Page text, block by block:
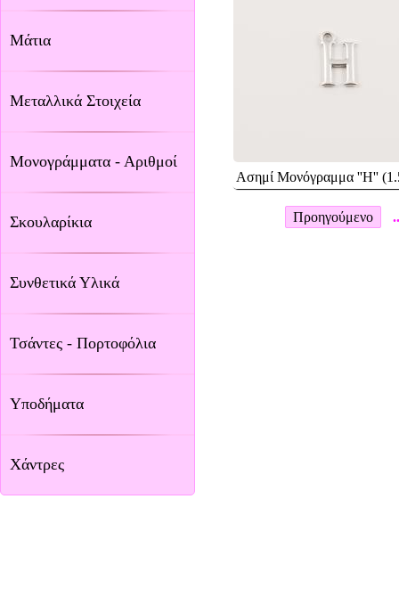
Μάτια
Μεταλλικά Στοιχεία
Μονογράμματα - Αριθμοί
Σκουλαρίκια
Συνθετικά Υλικά
Τσάντες - Πορτοφόλια
Υποδήματα
Χάντρες
Ασημί Μονόγραμμα ''H''
Προηγούμενο